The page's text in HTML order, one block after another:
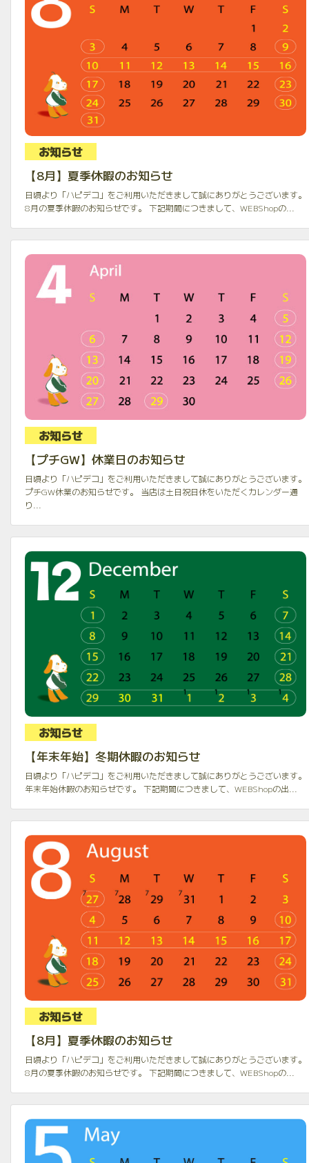
お知らせ
【8月】夏季休暇のお知らせ
日頃より「ハピデコ」をご利用いただきまして誠にありがとうございます。
8月の夏季休暇のお知らせです。 下記期間につきまして、WEBShopの...
お知らせ
【プチGW】休業日のお知らせ
日頃より「ハピデコ」をご利用いただきまして誠にありがとうございます。
プチGW休業のお知らせです。 当店は土日祝日休をいただくカレンダー通
り...
お知らせ
【年末年始】冬期休暇のお知らせ
日頃より「ハピデコ」をご利用いただきまして誠にありがとうございます。
年末年始休暇のお知らせです。 下記期間につきまして、WEBShopの出...
お知らせ
【8月】夏季休暇のお知らせ
日頃より「ハピデコ」をご利用いただきまして誠にありがとうございます。
8月の夏季休暇のお知らせです。 下記期間につきまして、WEBShopの...